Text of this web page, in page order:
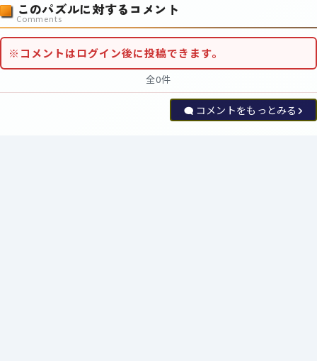
このパズルに対するコメント
Comments
※コメントはログイン後に投稿できます。
全0件
コメントをもっとみる